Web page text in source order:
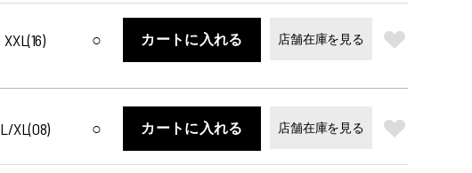
XXL(16) ○ カートに入れる 店舗在庫を見る
L/XL(08) ○ カートに入れる 店舗在庫を見る